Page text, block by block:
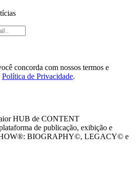
concorda com nossos termos e
Política de Privacidade.
HUB de CONTENT
de publicação, exibição e
BIOGRAPHY©, LEGACY© e